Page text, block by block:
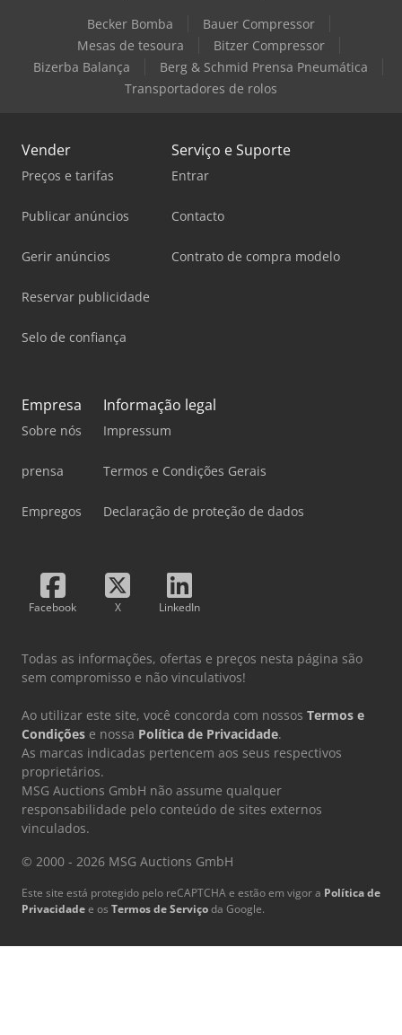
Becker Bomba
Bauer Compressor
Mesas de tesoura
Bitzer Compressor
Bizerba Balança
Berg & Schmid Prensa Pneumática
Transportadores de rolos
Vender
Preços e tarifas
Publicar anúncios
Gerir anúncios
Reservar publicidade
Selo de confiança
Serviço e Suporte
Entrar
Contacto
Contrato de compra modelo
Empresa
Sobre nós
prensa
Empregos
Informação legal
Impressum
Termos e Condições Gerais
Declaração de proteção de dados
Facebook X LinkedIn
Todas as informações, ofertas e preços nesta página são
sem compromisso e não vinculativos!
Ao utilizar este site, você concorda com nossos Termos e
Condições e nossa Política de Privacidade.
As marcas indicadas pertencem aos seus respectivos
proprietários.
MSG Auctions GmbH não assume qualquer
responsabilidade pelo conteúdo de sites externos
vinculados.
© 2000 - 2026 MSG Auctions GmbH
Este site está protegido pelo reCAPTCHA e estão em vigor a Política de
Privacidadee os Termos de Serviçoda Google.